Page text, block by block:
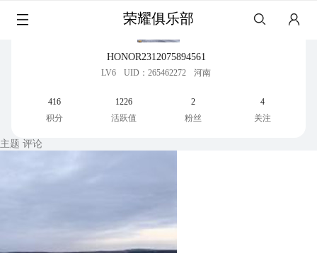
荣耀俱乐部
HONOR2312075894561
LV6 UID：265462272 河南
416
积分
1226
活跃值
2
粉丝
4
关注
主题 评论